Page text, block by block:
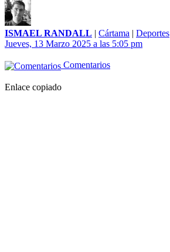
ISMAEL RANDALL | Cártama | Deportes
Jueves, 13 Marzo 2025 a las 5:05 pm
Comentarios
Enlace copiado